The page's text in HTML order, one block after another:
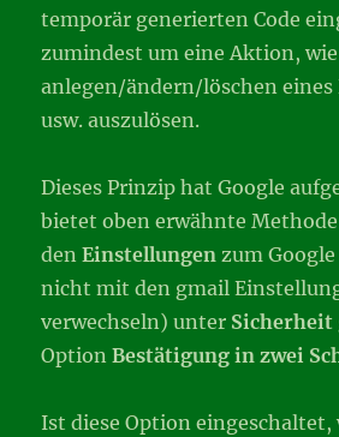
temporär generierten Code
zumindest um eine Aktion,
anlegen/ändern/löschen eines
usw. auszulösen.
Dieses Prinzip hat Google
bietet oben erwähnte
denEinstellungen zum
nicht mit den gmail
verwechseln) unter Sicherheit
OptionBestätigung in zwei
Ist diese Option eingeschaltet,